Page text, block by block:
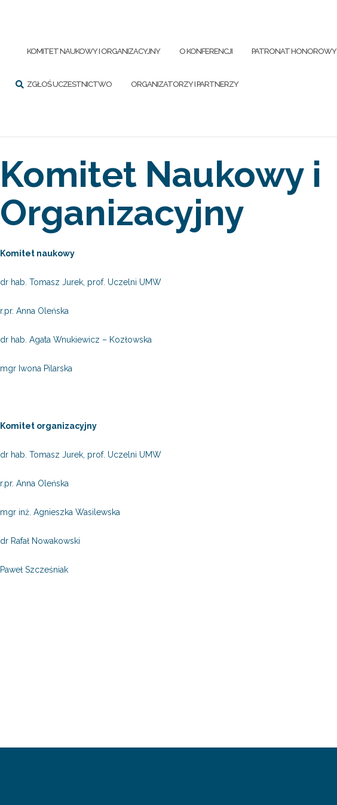
KOMITET NAUKOWY I ORGANIZACYJNY O KONFERENCJI PATRONAT HONOROWY
ZGŁOŚ UCZESTNICTWO ORGANIZATORZY I PARTNERZY
Komitet Naukowy i
Organizacyjny
Komitet naukowy
dr hab. Tomasz Jurek, prof. Uczelni UMW
r.pr. Anna Oleńska
dr hab. Agata Wnukiewicz – Kozłowska
mgr Iwona Pilarska
Komitet organizacyjny
dr hab. Tomasz Jurek, prof. Uczelni UMW
r.pr. Anna Oleńska
mgr inż. Agnieszka Wasilewska
dr Rafał Nowakowski
Paweł Szcześniak